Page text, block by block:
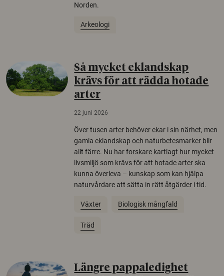
Norden.
Arkeologi
Så mycket eklandskap
krävs för att rädda hotade
arter
22 juni 2026
Över tusen arter behöver ekar i sin närhet, men
gamla eklandskap och naturbetesmarker blir
allt färre. Nu har forskare kartlagt hur mycket
livsmiljö som krävs för att hotade arter ska
kunna överleva – kunskap som kan hjälpa
naturvårdare att sätta in rätt åtgärder i tid.
Växter Biologisk mångfald
Träd
Längre pappaledighet